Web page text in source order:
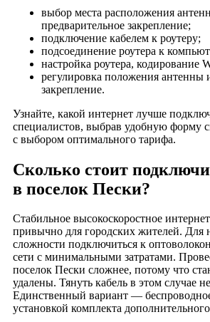
село Жерновище
село Заречье
село Засечье
село Зыкеево
село Иванково
село Исады
село Кидусово
село Лакаш
село Малышево
село Мжакино
село Михали
село Мокрицы
село Новики
выбор места расположения
предварительное закрепление;
подключение кабелем к роутеру;
подсоединение роутера к
настройка роутера, кодирование
регулировка положения антенны
закрепление.
Узнайте, какой интернет лучше
специалистов, выбрав удобную форму
с выбором оптимального тарифа.
Сколько стоит
в поселок Пески?
Стабильное высокоскоростное
привычно для городских жителей. Для
сложности подключиться к
сети с минимальными затратами.
поселок Пески сложнее, потому что
удалены. Тянуть кабель в этом случае
Единственный вариант —
установкой комплекта